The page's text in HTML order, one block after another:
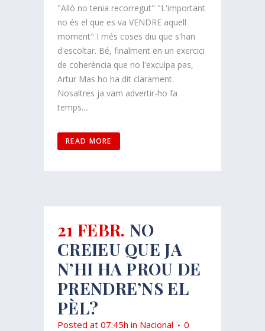
"Allò no tenia recorregut" "L'important
no és el que es va VENDRE aquell
moment" I més coses diu que s'han
d'escoltar. Bé, finalment en un exercici
de coherència que no l'exculpa pas,
Artur Mas ho ha dit clarament.
Nosaltres ja vam advertir-ho fa
temps....
READ MORE
21 FEBR. NO
CREIEU QUE JA
N’HI HA PROU DE
PRENDRE’NS EL
PÈL?
Posted at 07:45h in Nacional
0